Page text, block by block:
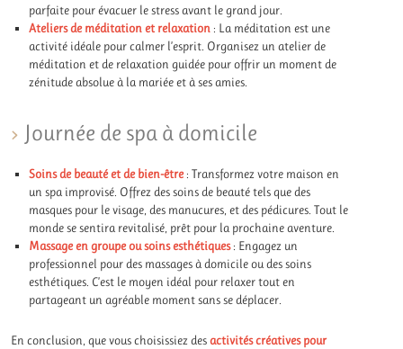
parfaite pour évacuer le stress avant le grand jour.
Ateliers de méditation et relaxation : La méditation est une
activité idéale pour calmer l’esprit. Organisez un atelier de
méditation et de relaxation guidée pour offrir un moment de
zénitude absolue à la mariée et à ses amies.
Journée de spa à domicile
Soins de beauté et de bien-être: Transformez votre maison en
un spa improvisé. Offrez des soins de beauté tels que des
masques pour le visage, des manucures, et des pédicures. Tout le
monde se sentira revitalisé, prêt pour la prochaine aventure.
Massage en groupe ou soins esthétiques: Engagez un
professionnel pour des massages à domicile ou des soins
esthétiques. C’est le moyen idéal pour relaxer tout en
partageant un agréable moment sans se déplacer.
En conclusion, que vous choisissiez desactivités créatives pour